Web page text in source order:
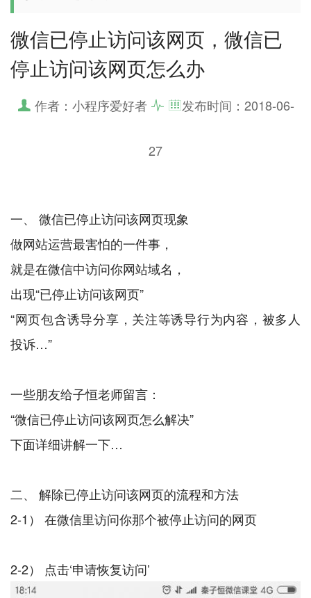
微信已停止访问该网页，微信已
停止访问该网页怎么办
作者：小程序爱好者 发布时间： 2018-06-
27
一、 微信已停止访问该网页现象
做网站运营最害怕的一件事，
就是在微信中访问你网站域名，
出现“已停止访问该网页”
“网页包含诱导分享，关注等诱导行为内容，被多人
投诉…”
一些朋友给子恒老师留言：
“微信已停止访问该网页怎么解决”
下面详细讲解一下…
二、 解除已停止访问该网页的流程和方法
2-1） 在微信里访问你那个被停止访问的网页